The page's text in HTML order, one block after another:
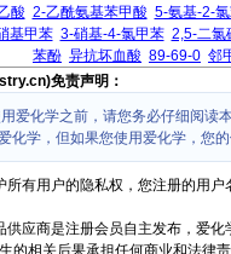
酸 2-乙酰氨基苯甲酸 5-氨基-2-
基甲苯 3-硝基-4-氯甲苯 2,5-二氯
苯酚 异抗坏血酸 89-69-0 邻
免责声明：
爱化学之前，请您务必仔细阅读本
化学，但如果您使用爱化学，您
所有用户的隐私权，您注册的用
供应商是注册会员自主发布，爱
的相关后果承担任何商业和法律责